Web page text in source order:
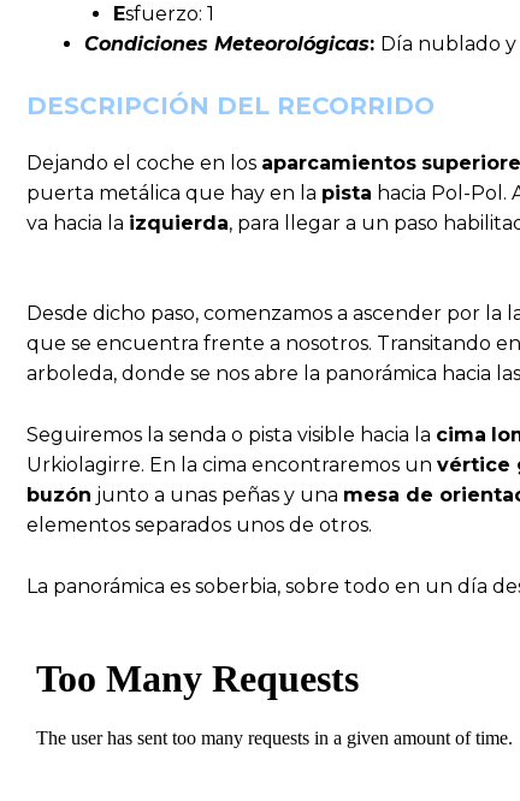
Esfuerzo: 1
Condiciones Meteorológicas: Día nublado y
DESCRIPCIÓN DEL RECORRIDO
Dejando el coche en los aparcamientos
puerta metálica que hay en la pista hacia Pol-Pol.
va hacia la izquierda, para llegar a un paso
Desde dicho paso, comenzamos a ascender por la
que se encuentra frente a nosotros. Transitando
arboleda, donde se nos abre la panorámica hacia
Seguiremos la senda o pista visible hacia la cima
Urkiolagirre. En la cima encontraremos un vértice
buzón junto a unas peñas y una mesa de
elementos separados unos de otros.
La panorámica es soberbia, sobre todo en un día